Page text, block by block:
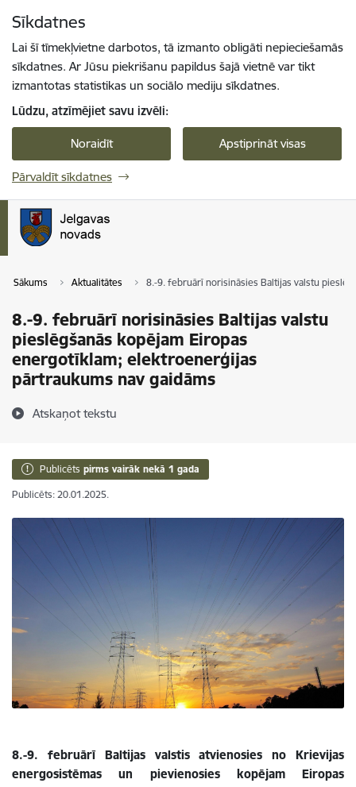
Sīkdatnes
Lai šī tīmekļvietne darbotos, tā izmanto obligāti nepieciešamās
sīkdatnes. Ar Jūsu piekrišanu papildus šajā vietnē var tikt
izmantotas statistikas un sociālo mediju sīkdatnes.
Lūdzu, atzīmējiet savu izvēli:
Noraidīt Apstiprināt visas
Pārvaldīt sīkdatnes
Sākums Aktualitātes 8.-9. februārī norisināsies Baltijas valstu
8.-9. februārī norisināsies Baltijas valstu
pieslēgšanās kopējam Eiropas
energotīklam; elektroenerģijas
pārtraukums nav gaidāms
Atskaņot tekstu
Publicēts pirms vairāk nekā 1 gada
Publicēts: 20.01.2025.
8.-9. februārī Baltijas valstis atvienosies no Krievijas
energosistēmas un pievienosies kopējam Eiropas